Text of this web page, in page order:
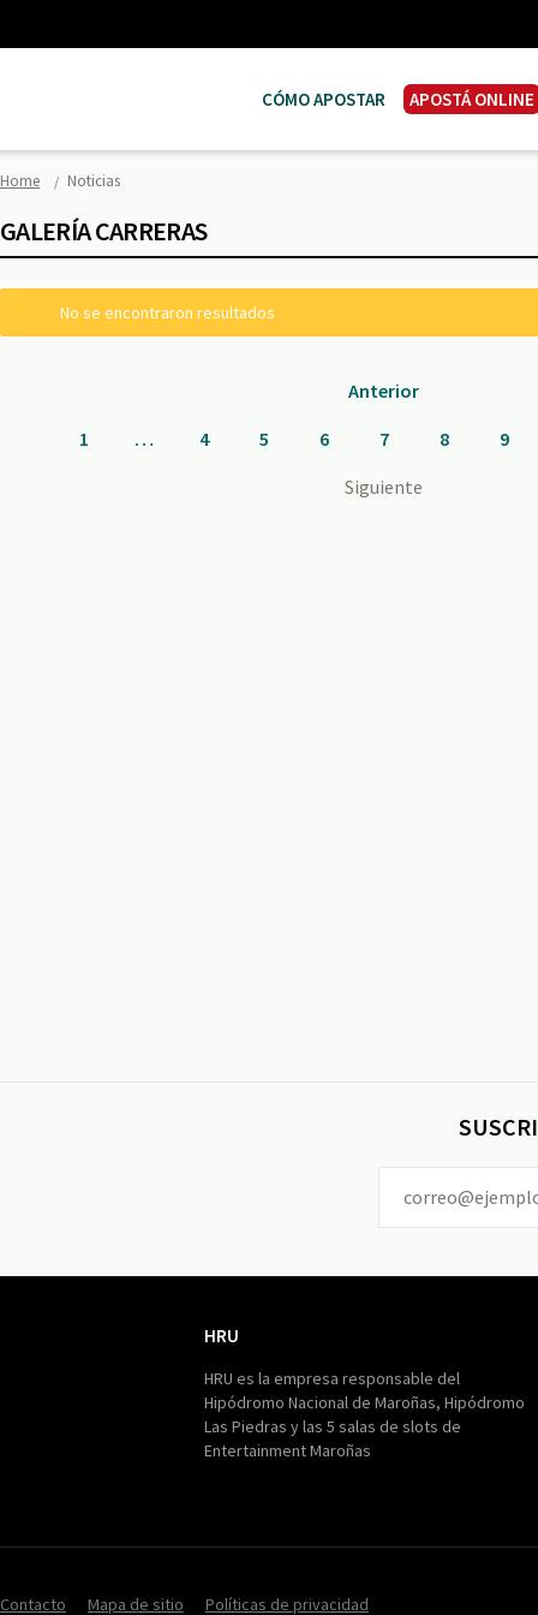
CÓMO APOSTAR APOSTÁ ONLINE
Home Noticias
GALERÍA CARRERAS
No se encontraron resultados
Anterior
1
… 4 5 6 7 8
9
Siguiente
HRU
HRU es la empresa responsable del
Hipódromo Nacional de Maroñas, Hipódromo
Las Piedras y las 5 salas de slots de
Entertainment Maroñas
Contacto Mapa de sitio Políticas de privacidad